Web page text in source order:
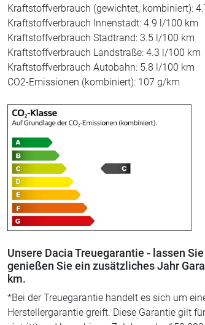
Kraftstoffverbrauch (gewichtet, kombiniert):
Kraftstoffverbrauch Innenstadt: 4.9 l/100 km
Kraftstoffverbrauch Stadtrand: 3.5 l/100 km
Kraftstoffverbrauch Landstraße: 4.3 l/100 km
Kraftstoffverbrauch Autobahn: 5.8 l/100 km
CO2-Emissionen (kombiniert): 107 g/km
Unsere Dacia Treuegarantie - lassen
genießen Sie ein zusätzliches Jahr
km.
*Bei der Treuegarantie handelt es sich um
Herstellergarantie greift. Diese Garantie gilt